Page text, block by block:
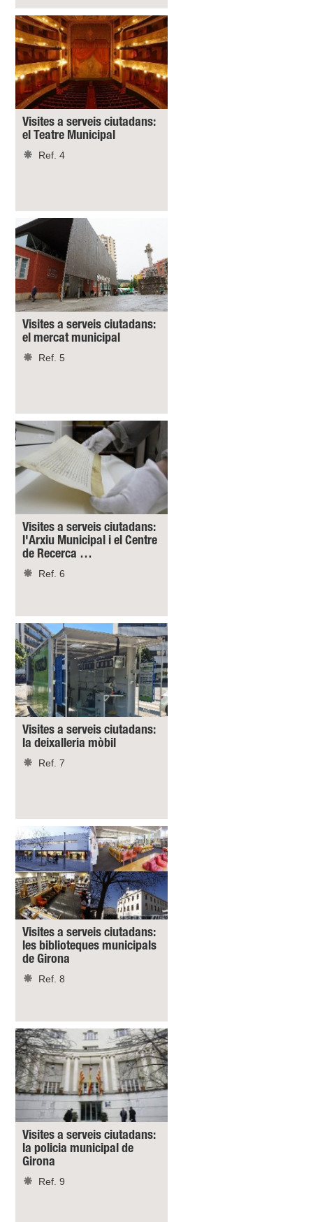
Visites a serveis ciutadans:
el Teatre Municipal
Ref. 4
Visites a serveis ciutadans:
el mercat municipal
Ref. 5
Visites a serveis ciutadans:
l'Arxiu Municipal i el Centre
de Recerca …
Ref. 6
Visites a serveis ciutadans:
la deixalleria mòbil
Ref. 7
Visites a serveis ciutadans:
les biblioteques municipals
de Girona
Ref. 8
Visites a serveis ciutadans:
la policia municipal de
Girona
Ref. 9